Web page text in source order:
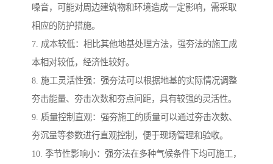
噪音，可能对周边建筑物和环境造成一定影响，需采取
相应的防护措施。
7. 成本较低：相比其他地基处理方法，强夯法的施工成
本相对较低，经济性较好。
8. 施工灵活性强：强夯法可以根据地基的实际情况调整
夯击能量、夯击次数和夯点间距，具有较强的灵活性。
9. 质量控制直观：强夯施工的质量可以通过夯击次数、
夯沉量等参数进行直观控制，便于现场管理和验收。
10. 季节性影响小：强夯法在多种气候条件下均可施工，